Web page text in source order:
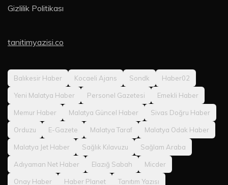
Gizlilik Politikası
tanitimyazisi.co
Balıkesir Haber Kocaeli Ajans Sondk Haber02
Yeni Malatya Haber Personel Gazetesi Emekli Haber
Memur Haber Malatya Güncel Haber Sivas Doğru Haber
Orduzu E-Gazete Malatya Taraf Malatya Odak Haber
Malatya Jet Haber Sağlık Kılavuzu Sağlam Araba
Adıyaman Net Haber Elazığ Sabah Micder
Onay Haber Haber Planet Tanıtım Yazısı